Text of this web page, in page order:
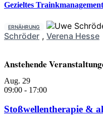
Gezieltes Trainkmanagement
ERNÄHRUNG
Schröder , Verena Hesse
Anstehende
Aug. 29
09:00 - 17:00
Stoßwellentherapie &